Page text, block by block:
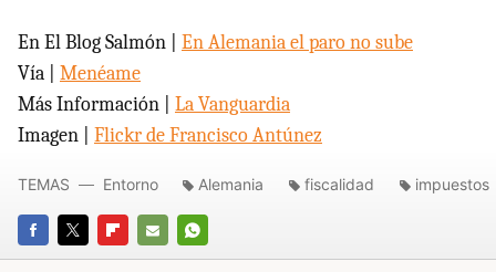
En El Blog Salmón | En Alemania el paro no sube
Vía | Menéame
Más Información | La Vanguardia
Imagen | Flickr de Francisco Antúnez
FACEBOOK
TWITTERFLIPBOARD
E-
WHATSAPP
TEMAS Entorno Alemania fiscalidad impuestos